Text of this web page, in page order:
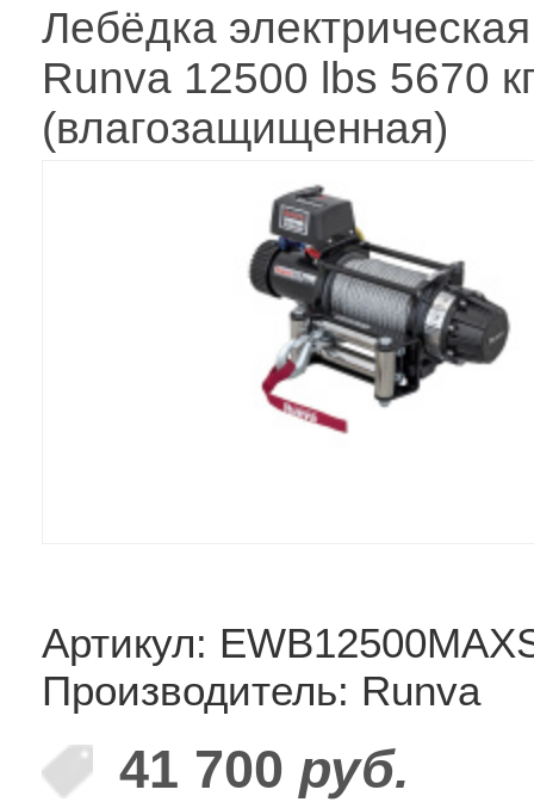
Лебёдка
Runva 12500 lbs 5670
(влагозащищенная)
Артикул:
Производитель: Runva
41 700 руб.